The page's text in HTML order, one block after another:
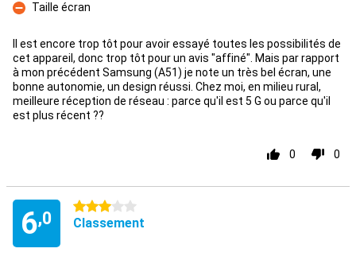
Contre
Taille écran
Il est encore trop tôt pour avoir essayé toutes les possibilités de
cet appareil, donc trop tôt pour un avis "affiné". Mais par rapport
à mon précédent Samsung (A51) je note un très bel écran, une
bonne autonomie, un design réussi. Chez moi, en milieu rural,
meilleure réception de réseau : parce qu'il est 5 G ou parce qu'il
est plus récent ??
0 0
6,0
3 étoiles
Classement